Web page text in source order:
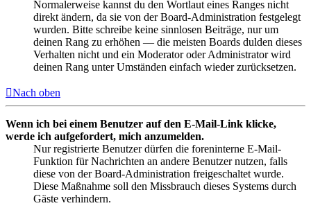
Normalerweise kannst du den Wortlaut eines Ranges nicht
direkt ändern, da sie von der Board-Administration festgelegt
wurden. Bitte schreibe keine sinnlosen Beiträge, nur um
deinen Rang zu erhöhen — die meisten Boards dulden dieses
Verhalten nicht und ein Moderator oder Administrator wird
deinen Rang unter Umständen einfach wieder zurücksetzen.
Nach oben
Wenn ich bei einem Benutzer auf den E-Mail-Link klicke,
werde ich aufgefordert, mich anzumelden.
Nur registrierte Benutzer dürfen die foreninterne E-Mail-
Funktion für Nachrichten an andere Benutzer nutzen, falls
diese von der Board-Administration freigeschaltet wurde.
Diese Maßnahme soll den Missbrauch dieses Systems durch
Gäste verhindern.